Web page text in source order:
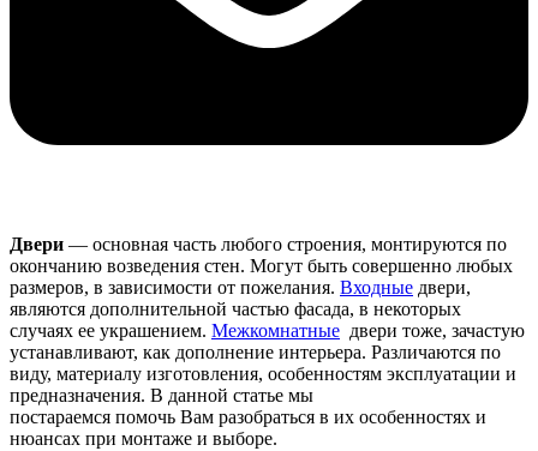
Двери — основная часть любого строения, монтируются по
окончанию возведения стен. Могут быть совершенно любых
размеров, в зависимости от пожелания. Входные двери,
являются дополнительной частью фасада, в некоторых
случаях ее украшением. Межкомнатные двери тоже, зачастую
устанавливают, как дополнение интерьера. Различаются по
виду, материалу изготовления, особенностям эксплуатации и
предназначения. В данной статье мы
постараемся помочь Вам разобраться в их особенностях и
нюансах при монтаже и выборе.